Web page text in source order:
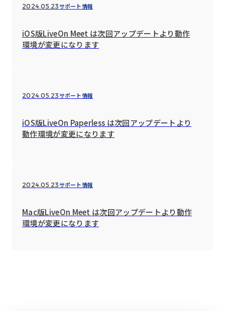
2024.05.23サポート情報
iOS版LiveOn Meet は次回アップデートより動作
環境が変更になります
2024.05.23サポート情報
iOS版LiveOn Paperless は次回アップデートより
動作環境が変更になります
2024.05.23サポート情報
Mac版LiveOn Meet は次回アップデートより動作
環境が変更になります